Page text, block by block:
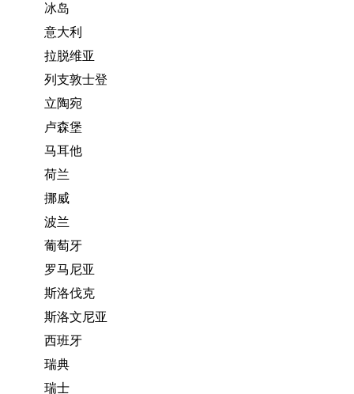
冰岛
意大利
拉脱维亚
列支敦士登
立陶宛
卢森堡
马耳他
荷兰
挪威
波兰
葡萄牙
罗马尼亚
斯洛伐克
斯洛文尼亚
西班牙
瑞典
瑞士